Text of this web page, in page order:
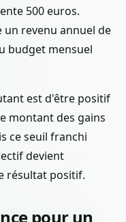
500 euros.
un revenu annuel de
budget mensuel
est d'être positif
montant des gains
ce seuil franchi
devient
résultat positif.
pour un